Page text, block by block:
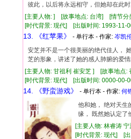
彼此，以后将永远相守，但她却在此
[主要人物: ] [故事地点: 台湾] [情节分
[时代背景: 现代] [出版时间: 1993-
13. 《红苹果》 - 单行本 - 作家: 岑凯
安芝并不是一个很美丽的绝代佳人，
芝的形象，讲述了她的感人肺腑的爱情
[主要人物: 甘祖利 崔安芝 ] [故事地点
[时代背景: 现代] [出版时间: 0000-
14. 《野蛮游戏》 - 单行本 - 作家: 何
他和她， 绝对天
缘， 既然她认定了
[主要人物: 林睿涛
[时代背景: 现代] [